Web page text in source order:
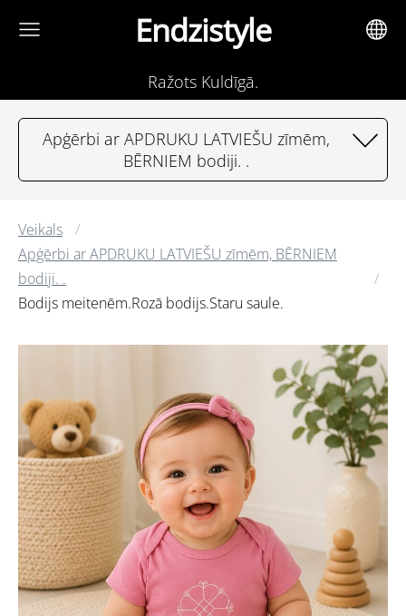
Endzistyle
Ražots Kuldīgā.
Apģērbi ar APDRUKU LATVIEŠU zīmēm,
BĒRNIEM bodiji. .
Veikals
Apģērbi ar APDRUKU LATVIEŠU zīmēm, BĒRNIEM
bodiji. .
Bodijs meitenēm.Rozā bodijs.Staru saule.